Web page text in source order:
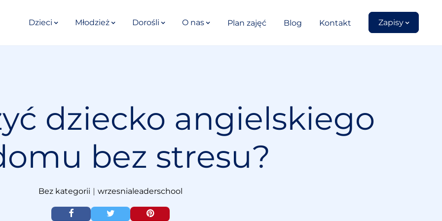
Dzieci Młodzież Dorośli O nas Plan zajęć Blog Kontakt Zapisy
dziecko angielskiego
bez stresu?
Bez kategorii | wrzesnialeaderschool